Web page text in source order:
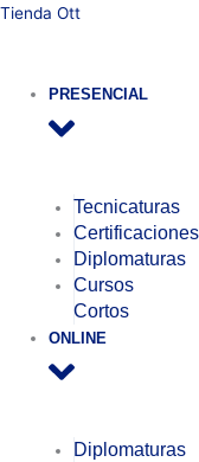
Ir
Tienda Ott
PRESENCIAL
Tecnicaturas
Certificaciones
Diplomaturas
Cursos
Cortos
ONLINE
Diplomaturas